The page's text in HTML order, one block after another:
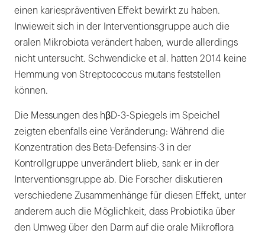
einen kariespräventiven Effekt bewirkt zu haben.
Inwieweit sich in der Interventionsgruppe auch die
oralen Mikrobiota verändert haben, wurde allerdings
nicht untersucht. Schwendicke et al. hatten 2014 keine
Hemmung von Streptococcus mutans feststellen
können.
Die Messungen des hβD-3-Spiegels im Speichel
zeigten ebenfalls eine Veränderung: Während die
Konzentration des Beta-Defensins-3 in der
Kontrollgruppe unverändert blieb, sank er in der
Interventionsgruppe ab. Die Forscher diskutieren
verschiedene Zusammenhänge für diesen Effekt, unter
anderem auch die Möglichkeit, dass Probiotika über
den Umweg über den Darm auf die orale Mikroflora